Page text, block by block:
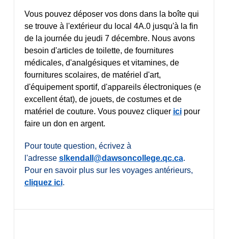
Vous pouvez déposer vos dons dans la boîte qui
se trouve à l'extérieur du local 4A.0 jusqu'à la fin
de la journée du jeudi 7 décembre. Nous avons
besoin d'articles de toilette, de fournitures
médicales, d'analgésiques et vitamines, de
fournitures scolaires, de matériel d'art,
d'équipement sportif, d'appareils électroniques (e
excellent état), de jouets, de costumes et de
matériel de couture. Vous pouvez cliquer icipour
faire un don en argent.
Pour toute question, écrivez à
l'adresse slkendall@dawsoncollege.qc.ca.
Pour en savoir plus sur les voyages antérieurs,
cliquez ici.